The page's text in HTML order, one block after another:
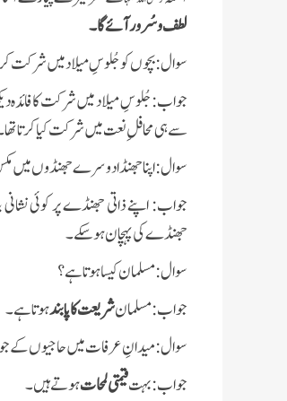
لطف و سُرور آئےگا۔
سوال:بچوں کو جُلوسِ میلاد میں شرکت
جواب:جُلوسِ میلاد میں شرکت کا فائدہ
سے ہی محافلِ نعت میں شرکت کیا کرتا
سوال:اپنا جھنڈا دوسرے جھنڈوں میں
جواب:اپنے ذاتی جھنڈے پر کوئی نشانی
جھنڈےکی پہچان ہو سکے۔
سوال:مسلمان کیسا ہوتا ہے؟
جواب:مسلمانشریعت کا پابندہوتا ہے۔
سوال:میدانِ عرفات میں حاجیوں کے
جواب:بہتقیمتی لمحاتہوتے ہیں۔